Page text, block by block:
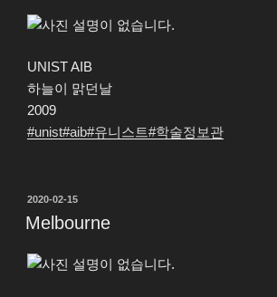
UNIST AIB
하늘이 맑던날
2009
#unist#aib#유니스트#학술정보관
작
성
일
2020-02-15
Melbourne